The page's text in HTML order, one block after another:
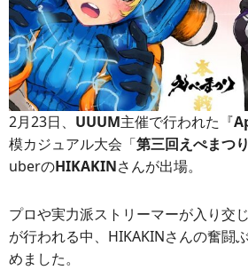
2月23日、 UUUM主催で行われた『
模カジュアル大会「第三回えぺまつ
uberのHIKAKINさんが出場。
プロや実力派ストリーマーが入り交
が行われる中、HIKAKINさんの奮闘
めました。